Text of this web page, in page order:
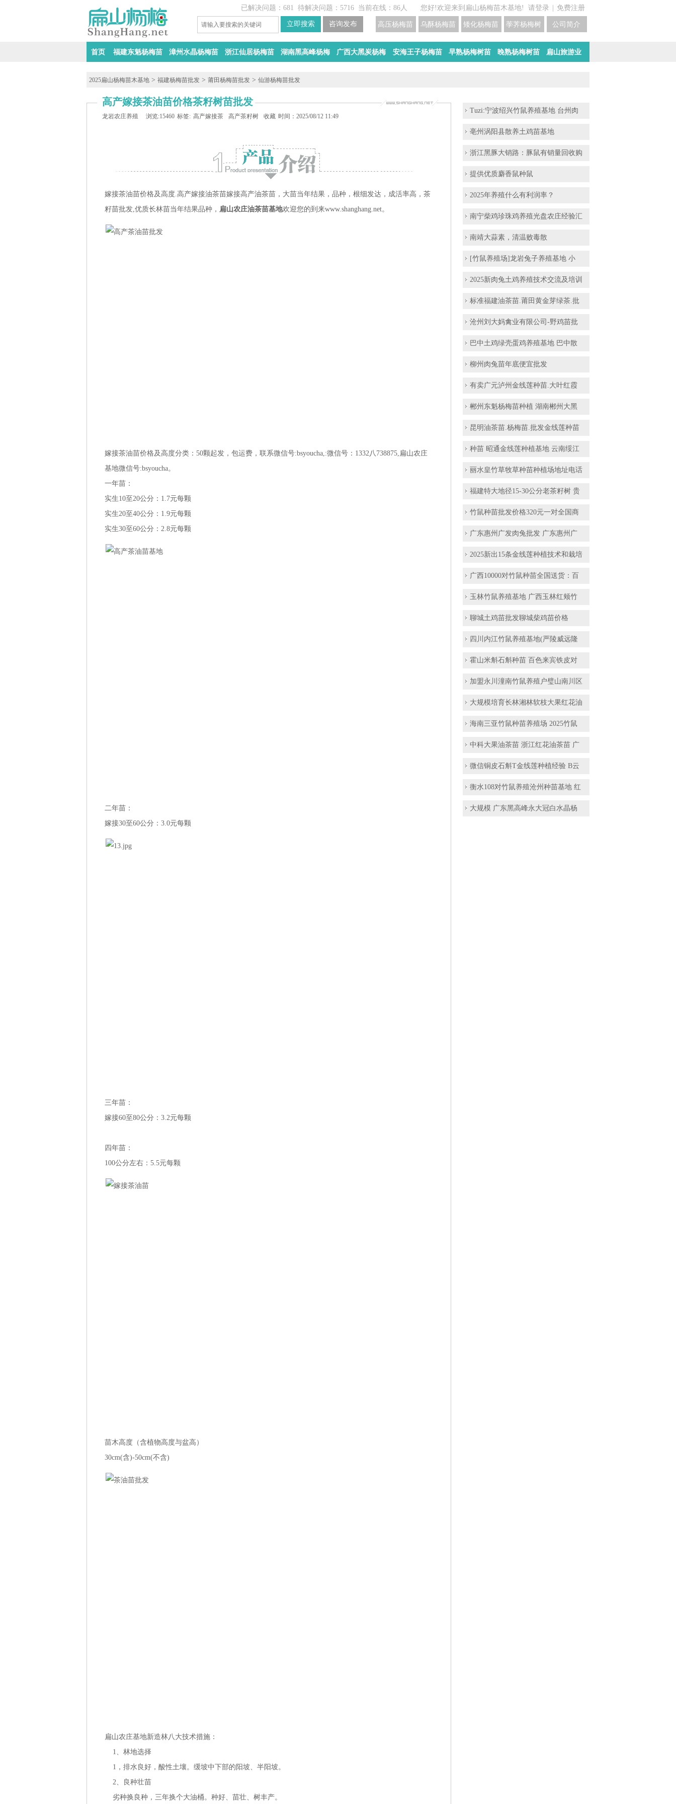
您好!欢迎来到扁山杨梅苗木基地! 请登录 免费注册
已解决问题：681 待解决问题：5716 当前在线：86人
公司简介
荸荠杨梅树苗培育
矮化杨梅苗价格
乌酥杨梅苗培育基地
高压杨梅苗
首页 福建东魁杨梅苗 漳州水晶杨梅苗 浙江仙居杨梅苗 湖南黑高峰杨梅 广西大黑炭杨梅 安海王子杨梅苗 早熟杨梅树苗 晚熟杨梅树苗 扁山旅游业
2025扁山杨梅苗木基地 > 福建杨梅苗批发 > 莆田杨梅苗批发 > 仙游杨梅苗批发
高产嫁接茶油苗价格茶籽树苗批发
龙岩农庄养殖 浏览:15460 标签: 高产嫁接茶油苗价格高产茶籽树苗批发
收藏 时间：2025/08/12 11:49
嫁接茶油苗价格及高度.高产嫁接油茶苗嫁接高产油茶苗，大苗当年结果，品种，根细发达，成活率高，茶
籽苗批发,优质长林苗当年结果品种， 扁山农庄油茶苗基地欢迎您的到来www.shanghang.net。
嫁接茶油苗价格及高度分类：50颗起发，包运费，联系微信号:bsyoucha,:微信号：1332八738875,扁山农庄
基地微信号:bsyoucha。
一年苗：
实生10至20公分：1.7元每颗
实生20至40公分：1.9元每颗
实生30至60公分：2.8元每颗
二年苗：
嫁接30至60公分：3.0元每颗
三年苗：
嫁接60至80公分：3.2元每颗
四年苗：
100公分左右：5.5元每颗
苗木高度（含植物高度与盆高）
30cm(含)-50cm(不含)
扁山农庄基地新造林八大技术措施：
1、林地选择
1，排水良好，酸性土壤。缓坡中下部的阳坡、半阳坡。
2、良种壮苗
劣种换良种，三年换个大油桶。种好、苗壮、树丰产。
Tuzi:宁波绍兴竹鼠养殖基地 台州肉
亳州涡阳县散养土鸡苗基地
浙江黑豚大销路：豚鼠有销量回收购
提供优质麝香鼠种鼠
2025年养殖什么有利润率？
南宁柴鸡珍珠鸡养殖光盘农庄经验汇
南靖大蒜素，清温败毒散
[竹鼠养殖场]龙岩兔子养殖基地 小
2025新肉兔土鸡养殖技术交流及培训
标准福建油茶苗.莆田黄金芽绿茶.批
沧州刘大妈禽业有限公司-野鸡苗批
巴中土鸡绿壳蛋鸡养殖基地 巴中散
柳州肉兔苗年底便宜批发
有卖广元泸州金线莲种苗.大叶红霞
郴州东魁杨梅苗种植 湖南郴州大黑
昆明油茶苗.杨梅苗.批发金线莲种苗
种苗 昭通金线莲种植基地 云南绥江
丽水皇竹草牧草种苗种植场地址电话
福建特大地径15-30公分老茶籽树 贵
竹鼠种苗批发价格320元一对全国商
广东惠州广发肉兔批发 广东惠州广
2025新出15条金线莲种植技术和栽培
广西10000对竹鼠种苗全国送货：百
玉林竹鼠养殖基地 广西玉林红颊竹
聊城土鸡苗批发聊城柴鸡苗价格
四川内江竹鼠养殖基地(严陵威远隆
霍山米斛石斛种苗 百色来宾铁皮对
加盟永川潼南竹鼠养殖户璧山南川区
大规模培育长林湘林软枝大果红花油
海南三亚竹鼠种苗养殖场 2025竹鼠
中科大果油茶苗 浙江红花油茶苗 广
微信铜皮石斛T金线莲种植经验 B云
衡水108对竹鼠养殖沧州种苗基地 红
大规模 广东黑高峰永大冠白水晶杨